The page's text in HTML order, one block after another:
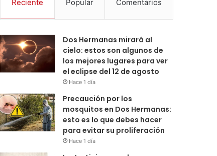
Reciente Popular Comentarios
Dos Hermanas mirará al
cielo: estos son algunos de
los mejores lugares para ver
el eclipse del 12 de agosto
Hace 1 día
Precaución por los
mosquitos en Dos Hermanas:
esto es lo que debes hacer
para evitar su proliferación
Hace 1 día